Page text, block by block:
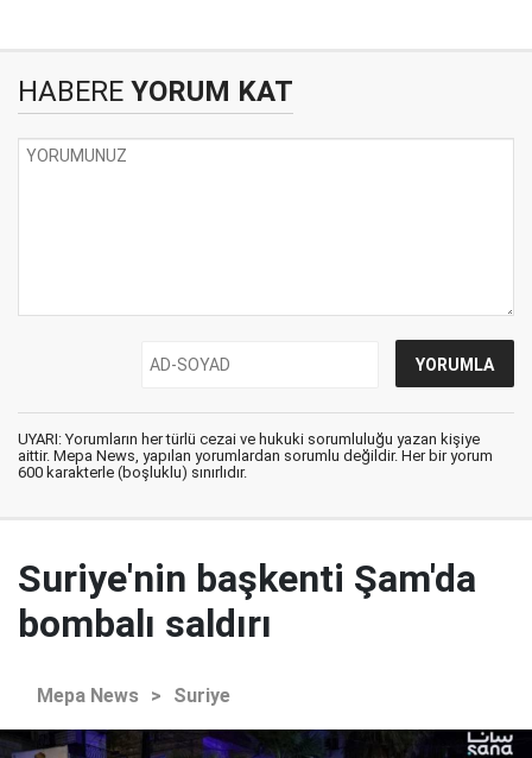
HABERE YORUM KAT
UYARI: Yorumların her türlü cezai ve hukuki sorumluluğu yazan kişiye
aittir. Mepa News, yapılan yorumlardan sorumlu değildir. Her bir yorum
600 karakterle (boşluklu) sınırlıdır.
Suriye'nin başkenti Şam'da
bombalı saldırı
Mepa News > Suriye